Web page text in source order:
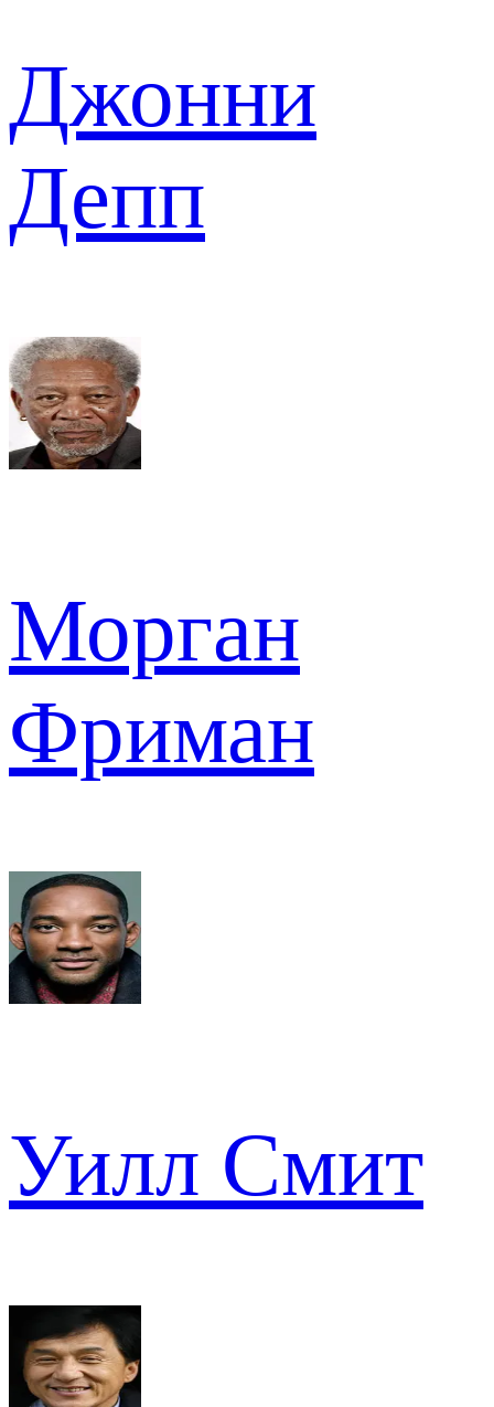
Джонни
Депп
Морган
Фриман
Уилл Смит